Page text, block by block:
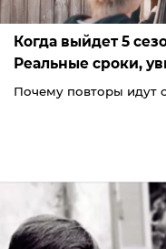
Когда выйдет 5
Реальные сроки,
Почему повторы идут